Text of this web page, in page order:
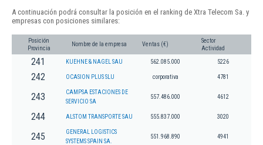
A continuación podrá consultar la posición en el ranking de Xtra Telecom Sa. y
empresas con posiciones similares:
Posición
Provincia
Nombre de la empresa Ventas (€)
Sector
Actividad
241 KUEHNE & NAGEL SAU 562.085.000 5226
242 OCASION PLUS SLU corporativa 4781
243
CAMPSA ESTACIONES DE
SERVICIO SA
557.486.000 4612
244 ALSTOM TRANSPORTE SAU 555.837.000 3020
245
GENERAL LOGISTICS
SYSTEMS SPAIN SA.
551.968.890 4941